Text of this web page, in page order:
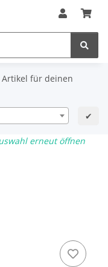
für deinen
✔
erneut öffnen